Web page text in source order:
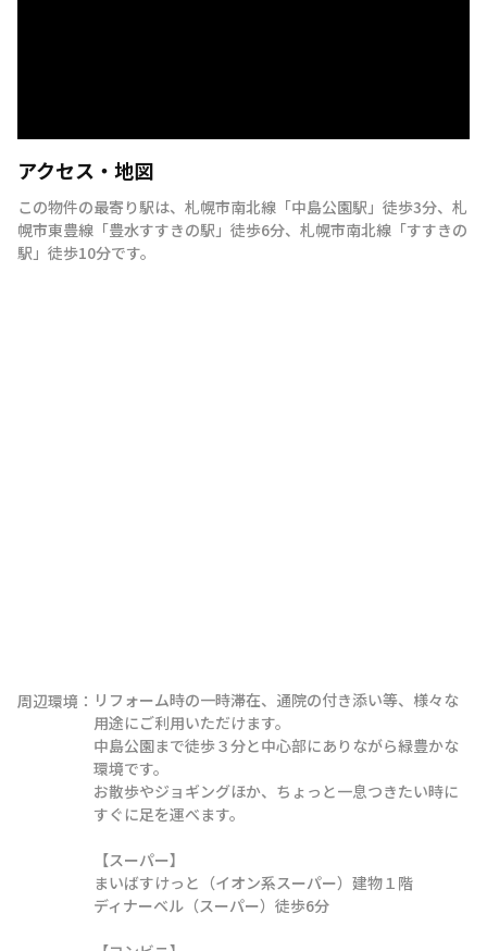
アクセス・地図
この物件の最寄り駅は、 札幌市南北線 「中島公園駅 」 徒歩3分、 札
幌市東豊線 「豊水すすきの駅 」 徒歩6分、 札幌市南北線 「すすきの
駅 」 徒歩10分です。
周辺環境： リフォーム時の一時滞在、通院の付き添い等、様々な
用途にご利用いただけます。
中島公園まで徒歩３分と中心部にありながら緑豊かな
環境です。
お散歩やジョギングほか、ちょっと一息つきたい時に
すぐに足を運べます。
【スーパー】
まいばすけっと（イオン系スーパー）建物１階
ディナーベル（スーパー）徒歩6分